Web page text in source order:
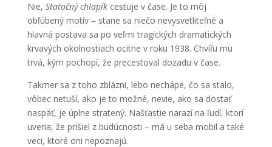
Nie, Statočný chlapíkcestuje v čase. Je to môj
obľúbený motív – stane sa niečo nevysvetliteľné a
hlavná postava sa po veľmi tragických dramatických
krvavých okolnostiach ocitne v roku 1938. Chvíľu mu
trvá, kým pochopí, že precestoval dozadu v čase.
Takmer sa z toho zblázni, lebo nechápe, čo sa stalo,
vôbec netuší, ako je to možné, nevie, ako sa dostať
naspäť, je úplne stratený. Našťastie narazí na ľudí, ktorí
uveria, že prišiel z budúcnosti – má u seba mobil a také
veci, ktoré oni nepoznajú.